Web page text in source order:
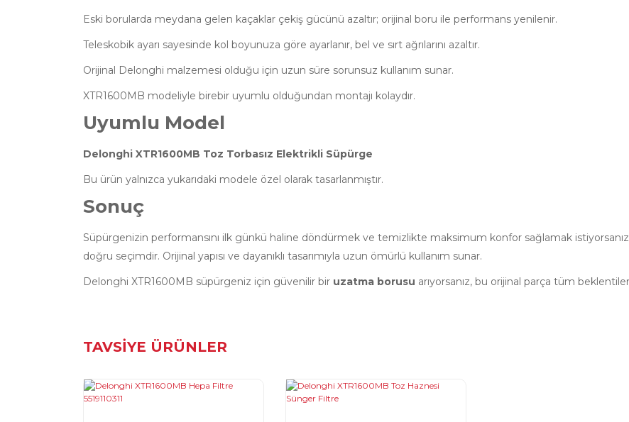
Eski borularda meydana gelen kaçaklar çekiş gücünü azaltır; orijinal boru ile performans yenilenir.
Teleskobik ayarı sayesinde kol boyunuza göre ayarlanır, bel ve sırt ağrılarını azaltır.
Orijinal Delonghi malzemesi olduğu için uzun süre sorunsuz kullanım sunar.
XTR1600MB modeliyle birebir uyumlu olduğundan montajı kolaydır.
Uyumlu Model
Delonghi XTR1600MB Toz Torbasız Elektrikli Süpürge
Bu ürün yalnızca yukarıdaki modele özel olarak tasarlanmıştır.
Sonuç
Süpürgenizin performansını ilk günkü haline döndürmek ve temizlikte maksimum konfor sağlamak
doğru seçimdir. Orijinal yapısı ve dayanıklı tasarımıyla uzun ömürlü kullanım sunar.
Delonghi XTR1600MB süpürgeniz için güvenilir bir uzatma borusu arıyorsanız, bu orijinal parça tüm
Görüş ve önerileriniz için teşekkür ederiz.
Ürün resmi kalitesiz, bozuk veya görüntülenemiyor.
TAVSİYE ÜRÜNLER